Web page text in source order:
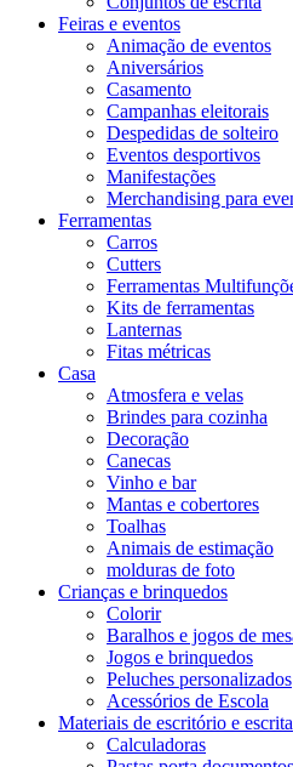
Feiras e eventos
Animação de eventos
Aniversários
Casamento
Campanhas eleitorais
Despedidas de solteiro
Eventos desportivos
Manifestações
Merchandising para
Ferramentas
Carros
Cutters
Ferramentas
Kits de ferramentas
Lanternas
Fitas métricas
Casa
Atmosfera e velas
Brindes para cozinha
Decoração
Canecas
Vinho e bar
Mantas e cobertores
Toalhas
Animais de estimação
molduras de foto
Crianças e brinquedos
Colorir
Baralhos e jogos de
Jogos e brinquedos
Peluches personalizados
Acessórios de Escola
Materiais de escritório e escrita
Calculadoras